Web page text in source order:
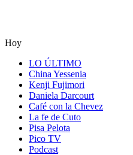
Hoy
LO ÚLTIMO
China Yessenia
Kenji Fujimori
Daniela Darcourt
Café con la Chevez
La fe de Cuto
Pisa Pelota
Pico TV
Podcast